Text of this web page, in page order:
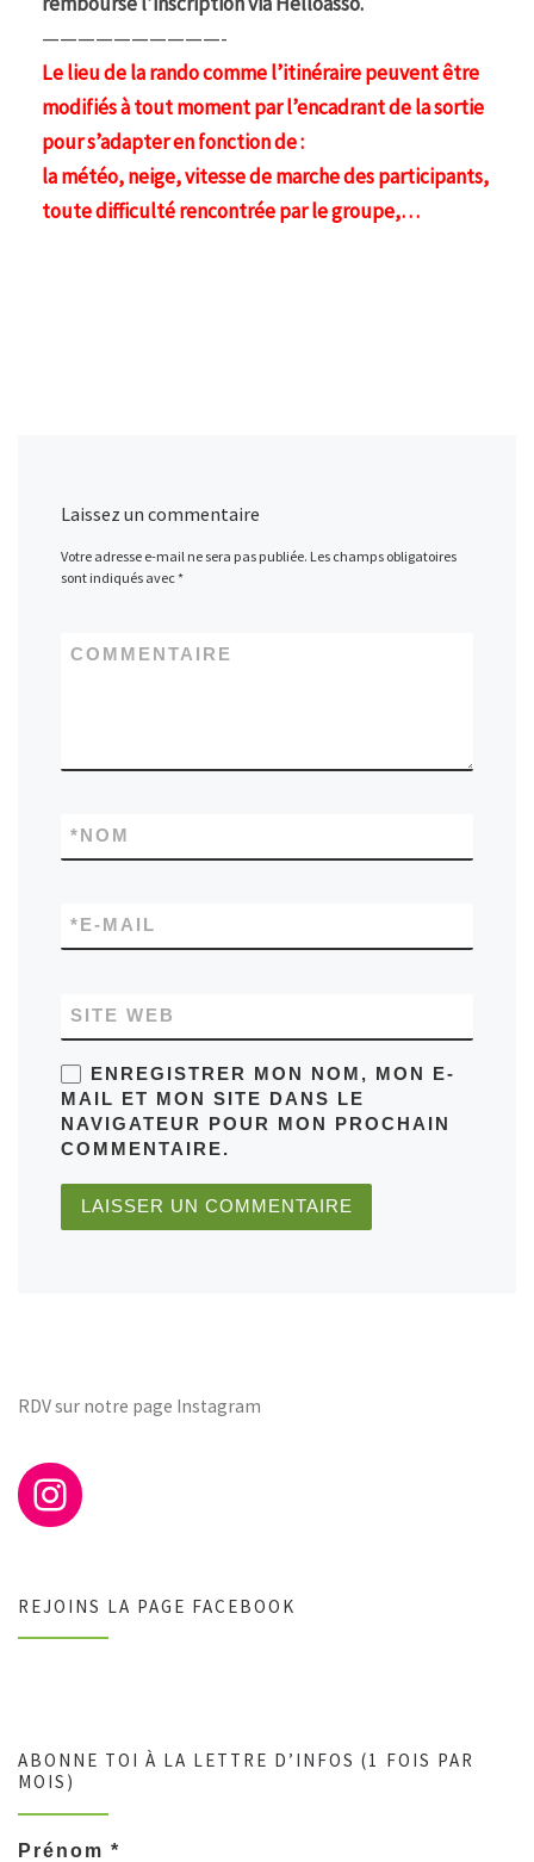
——————————-
Le lieu de la rando comme l’itinéraire peuvent être
modifiés à tout moment par l’encadrant de la sortie
pour s’adapter en fonction de :
la météo, neige, vitesse de marche des participants,
toute difficulté rencontrée par le groupe,…
Laissez un commentaire
Votre adresse e-mail ne sera pas publiée. Les champs obligatoires
sont indiqués avec*
COMMENTAIRE
NOM
*
E-MAIL
*
SITE WEB
ENREGISTRER MON NOM, MON E-
MAIL ET MON SITE DANS LE
NAVIGATEUR POUR MON PROCHAIN
COMMENTAIRE.
RDV sur notre page Instagram
REJOINS LA PAGE FACEBOOK
ABONNE TOI À LA LETTRE D’INFOS (1 FOIS PAR
MOIS)
Prénom *